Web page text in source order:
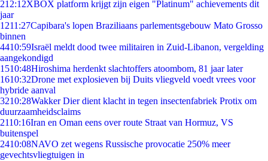
212:12XBOX platform krijgt zijn eigen "Platinum" achievements dit
jaar
1211:27Capibara's lopen Braziliaans parlementsgebouw Mato Grosso
binnen
4410:59Israël meldt dood twee militairen in Zuid-Libanon, vergelding
aangekondigd
1510:48Hiroshima herdenkt slachtoffers atoombom, 81 jaar later
1610:32Drone met explosieven bij Duits vliegveld voedt vrees voor
hybride aanval
3210:28Wakker Dier dient klacht in tegen insectenfabriek Protix om
duurzaamheidsclaims
2110:16Iran en Oman eens over route Straat van Hormuz, VS
buitenspel
2410:08NAVO zet wegens Russische provocatie 250% meer
gevechtsvliegtuigen in